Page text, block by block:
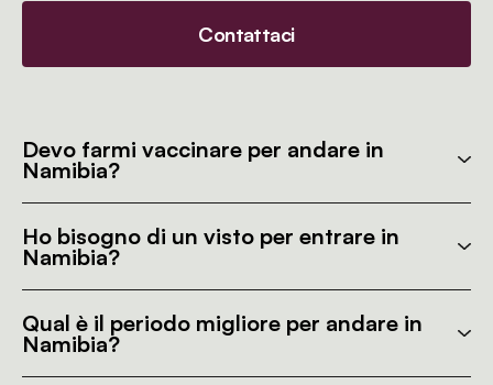
Contattaci
Devo farmi vaccinare per andare in
Namibia?
Ho bisogno di un visto per entrare in
Namibia?
Qual è il periodo migliore per andare in
Namibia?